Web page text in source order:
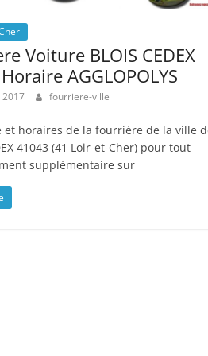
Voiture BLOIS CEDEX
AGGLOPOLYS
fourriere-ville
et horaires de la fourrière de la ville
41043 (41 Loir-et-Cher) pour tout
supplémentaire sur